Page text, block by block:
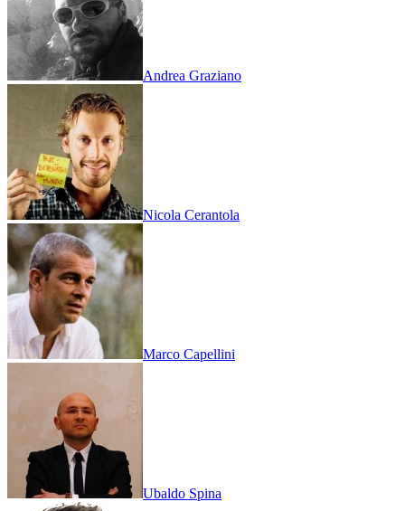
Andrea Graziano
Nicola Cerantola
Marco Capellini
Ubaldo Spina